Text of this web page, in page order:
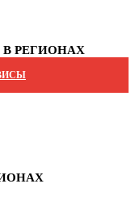
В РЕГИОНАХ